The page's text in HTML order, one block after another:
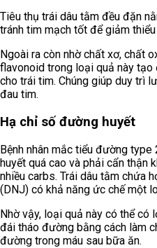
Tiêu thụ trái dâu tằm đều đặn
tránh tim mạch tốt để giảm
Ngoài ra còn nhờ chất xơ, chất
flavonoid trong loại quả này
cho trái tim. Chúng giúp duy trì
đau tim.
Hạ chỉ số đường huyết
Bệnh nhân mắc tiểu đường
huyết quá cao và phải cẩn thận
nhiều carbs. Trái dâu tằm chứa
(DNJ) có khả năng ức chế một
Nhờ vậy, loại quả này có thể có
đái tháo đường bằng cách làm
đường trong máu sau bữa ăn.